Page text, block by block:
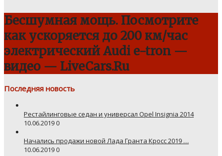
Бесшумная мощь. Посмотрите
как ускоряется до 200 км/час
электрический Audi e-tron —
видео — LiveCars.Ru
Последняя новость
Рестайлинговые седан и универсал Opel Insignia 2014
10.06.20190
Начались продажи новой Лада Гранта Кросс 2019 …
10.06.20190